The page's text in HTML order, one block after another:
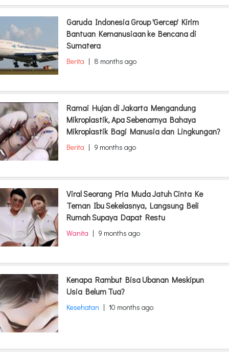
Garuda Indonesia Group 'Gercep' Kirim
Bantuan Kemanusiaan ke Bencana di
Sumatera
Berita | 8 months ago
Ramai Hujan di Jakarta Mengandung
Mikroplastik, Apa Sebenarnya Bahaya
Mikroplastik Bagi Manusia dan Lingkungan?
Berita | 9 months ago
Viral Seorang Pria Muda Jatuh Cinta Ke
Teman Ibu Sekelasnya, Langsung Beli
Rumah Supaya Dapat Restu
Wanita | 9 months ago
Kenapa Rambut Bisa Ubanan Meskipun
Usia Belum Tua?
Kesehatan | 10 months ago